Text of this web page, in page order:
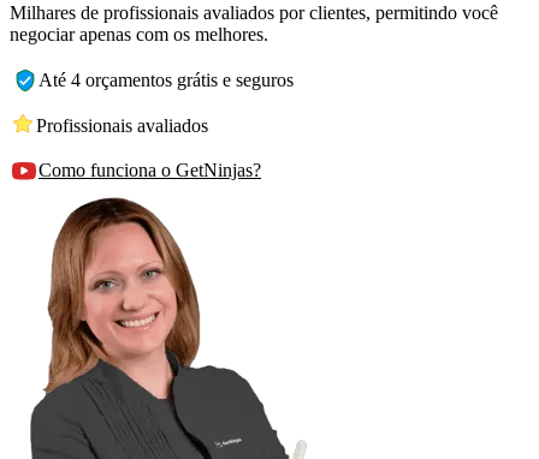
Milhares de profissionais avaliados por clientes, permitindo você
negociar apenas com os melhores.
Até 4 orçamentos grátis e seguros
Profissionais avaliados
Como funciona o GetNinjas?